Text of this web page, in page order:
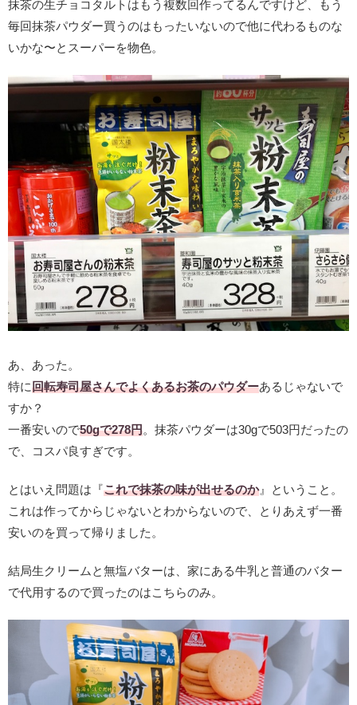
抹茶の生チョコタルトはもう複数回作ってるんですけど、もう
毎回抹茶パウダー買うのはもったいないので他に代わるものな
いかな〜とスーパーを物色。
あ、あった。
特に回転寿司屋さんでよくあるお茶のパウダーあるじゃないで
すか？
一番安いので50gで278円。抹茶パウダーは30gで503円だったの
で、コスパ良すぎです。
とはいえ問題は『これで抹茶の味が出せるのか』ということ。
これは作ってからじゃないとわからないので、とりあえず一番
安いのを買って帰りました。
結局生クリームと無塩バターは、家にある牛乳と普通のバター
で代用するので買ったのはこちらのみ。